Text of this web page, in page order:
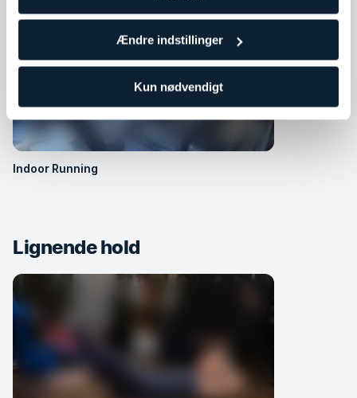
Ændre indstillinger
Kun nødvendigt
Indoor Running
Lignende hold